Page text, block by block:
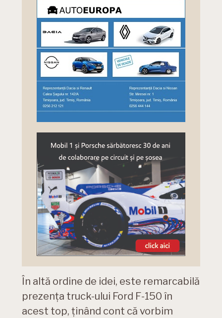
În altă ordine de idei, este remarcabilă
prezența truck-ului Ford F-150 în
acest top, ținând cont că vorbim